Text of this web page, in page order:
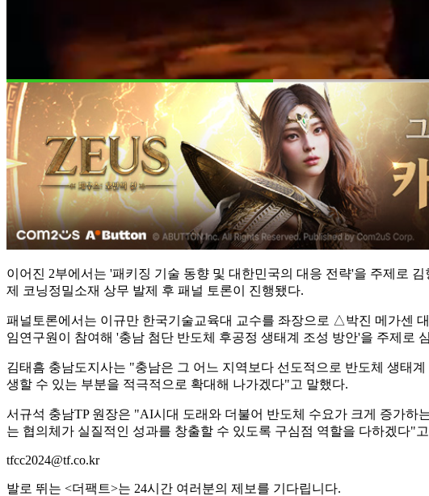
이어진 2부에서는 '패키징 기술 동향 및 대한민국의 대응 전략'을 주제로
제 코닝정밀소재 상무 발제 후 패널 토론이 진행됐다.
패널토론에서는 이규만 한국기술교육대 교수를 좌장으로 △박진 메가
임연구원이 참여해 '충남 첨단 반도체 후공정 생태계 조성 방안'을 주제로
김태흠 충남도지사는 "충남은 그 어느 지역보다 선도적으로 반도체 생태
생할 수 있는 부분을 적극적으로 확대해 나가겠다"고 말했다.
서규석 충남TP 원장은 "AI시대 도래와 더불어 반도체 수요가 크게 증가하
는 협의체가 실질적인 성과를 창출할 수 있도록 구심점 역할을 다하겠다"
tfcc2024@tf.co.kr
발로 뛰는 <더팩트>는 24시간 여러분의 제보를 기다립니다.